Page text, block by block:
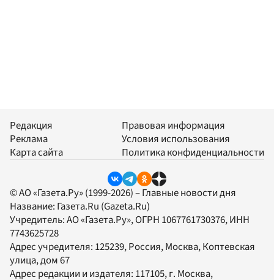
Редакция
Реклама
Карта сайта
Правовая информация
Условия использования
Политика конфиденциальности
© АО «Газета.Ру» (1999-2026) – Главные новости дня
Название: Газета.Ru (Gazeta.Ru)
Учредитель:АО «Газета.Ру», ОГРН 1067761730376, ИНН
7743625728
Адрес учредителя: 125239, Россия, Москва, Коптевская
улица, дом 67
Адрес редакции и издателя: 117105, г. Москва,